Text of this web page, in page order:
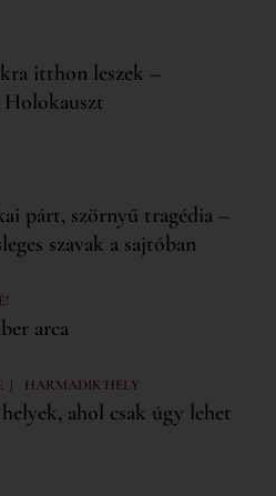
itthon leszek –
Holokauszt
párt, szörnyű tragédia –
szavak a sajtóban
arca
| HARMADIK HELY
ahol csak úgy lehet